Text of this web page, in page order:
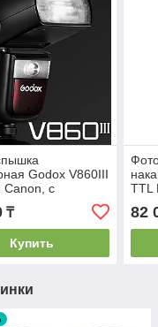
Godox V860III
Canon, с
₸
Купить
TTL
82